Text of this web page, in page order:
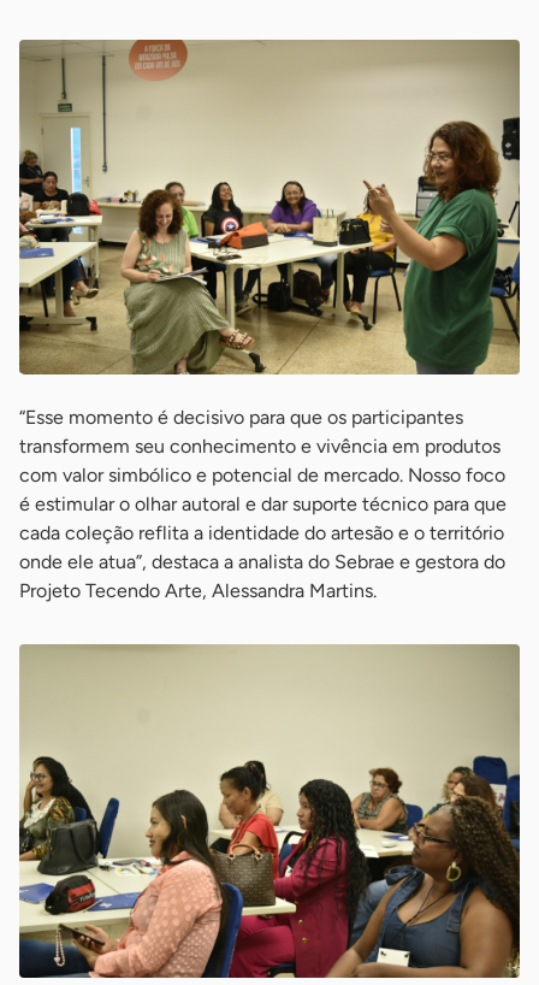
“Esse momento é decisivo para que os participantes
transformem seu conhecimento e vivência em produtos
com valor simbólico e potencial de mercado. Nosso foco
é estimular o olhar autoral e dar suporte técnico para que
cada coleção reflita a identidade do artesão e o território
onde ele atua”, destaca a analista do Sebrae e gestora do
Projeto Tecendo Arte, Alessandra Martins.